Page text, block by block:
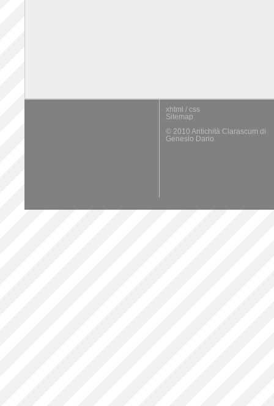
xhtml / css
Sitemap
© 2010 Antichità Clarascum di
Genesio Dario